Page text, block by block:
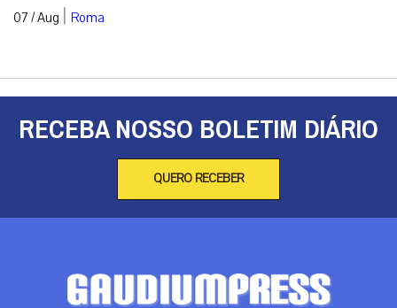
07 / Aug | Roma
RECEBA NOSSO BOLETIM DIÁRIO
QUERO RECEBER